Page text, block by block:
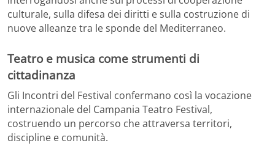
culturale, sulla difesa dei diritti e sulla costruzione di
nuove alleanze tra le sponde del Mediterraneo.
Teatro e musica come strumenti di
cittadinanza
Gli Incontri del Festival confermano così la vocazione
internazionale del Campania Teatro Festival,
costruendo un percorso che attraversa territori,
discipline e comunità.